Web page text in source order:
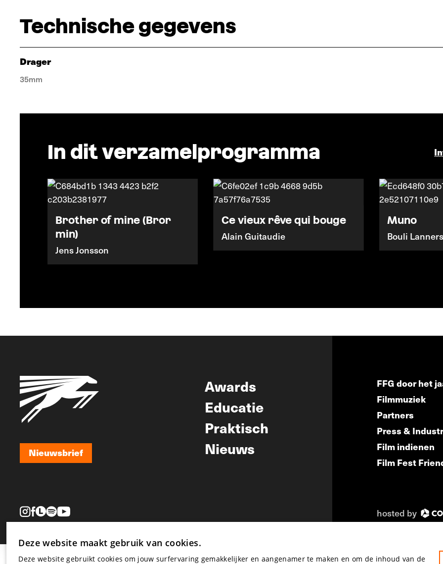
Technische gegevens
Drager
35mm
In dit verzamelprogramma
Brother of mine (Bror
min)
Jens Jonsson
Ce vieux rêve qui bouge
Alain Guitaudie
Muno
Bouli
Nieuwsbrief
Awards
Educatie
Praktisch
Nieuws
FFG door het
Filmmuziek
Partners
Press &
Film indienen
Film Fest
hosted by
Deze website maakt gebruik van cookies.
Deze website gebruikt cookies om jouw surfervaring gemakkelijker en aangenamer te maken en om de inhoud van de